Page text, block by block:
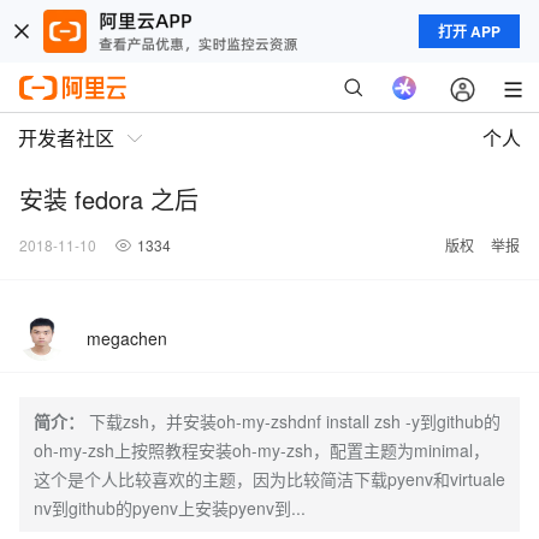
打开 APP
开发者社区 个人
安装 fedora 之后
2018-11-10 1334 版权 举报
megachen
简介：
下载zsh，并安装oh-my-zshdnf install zsh -y到github的
oh-my-zsh上按照教程安装oh-my-zsh，配置主题为minimal，
这个是个人比较喜欢的主题，因为比较简洁下载pyenv和virtuale
nv到github的pyenv上安装pyenv到...